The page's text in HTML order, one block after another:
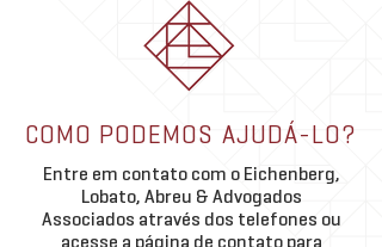
COMO PODEMOS AJUDÁ-LO?
Entre em contato com o Eichenberg,
Lobato, Abreu & Advogados
Associados através dos telefones ou
acesse a página de contato para